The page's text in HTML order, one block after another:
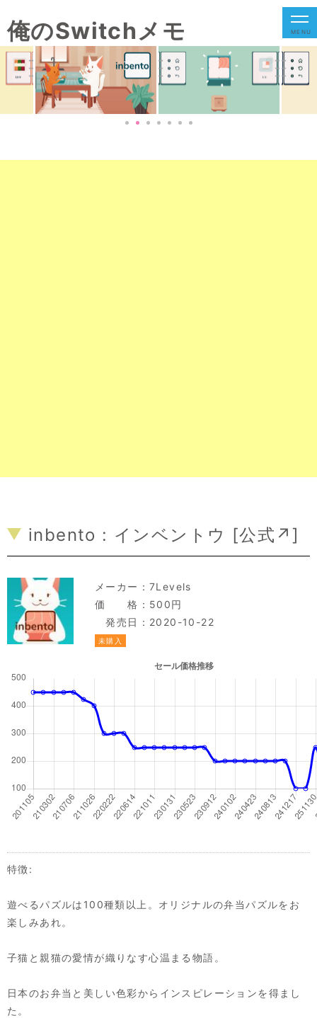
俺のSwitchメモ MENU
inbento : インベントウ [公式↗]
メーカー： 7Levels
価 格：500円
発売日：2020-10-22
未購入
特徴:
遊べるパズルは100種類以上。オリジナルの弁当パズルをお
楽しみあれ。
子猫と親猫の愛情が織りなす心温まる物語。
日本のお弁当と美しい色彩からインスピレーションを得まし
た。